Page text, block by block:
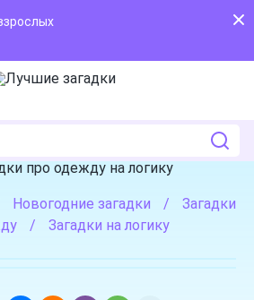
Новогодние загадки /
Загадки
/ Загадки на логику